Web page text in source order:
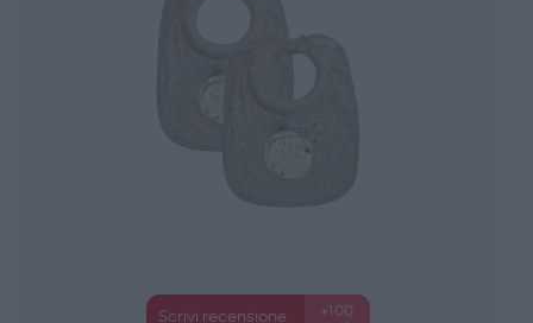
Scrivi recensione
+100